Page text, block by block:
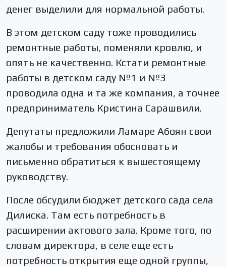
денег выделили для нормальной работы.
В этом детском саду тоже проводились
ремонтные работы, поменяли кровлю, и
опять не качественно. Кстати ремонтные
работы в детском саду №1 и №3
проводила одна и та же компания, а точнее
предприниматель Кристина Сарашвили.
Депутаты предложили Ламаре Абоян свои
жалобы и требования обосновать и
письменно обратиться к вышестоящему
руководству.
После обсудили бюджет детского сада села
Дилиска. Там есть потребность в
расширении актового зала. Кроме того, по
словам директора, в селе еще есть
потребность открытия еще одной группы,